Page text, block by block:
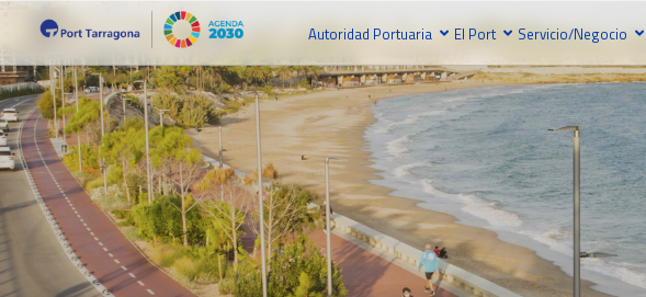
Autoridad Portuaria El Port Servicio/Negocio